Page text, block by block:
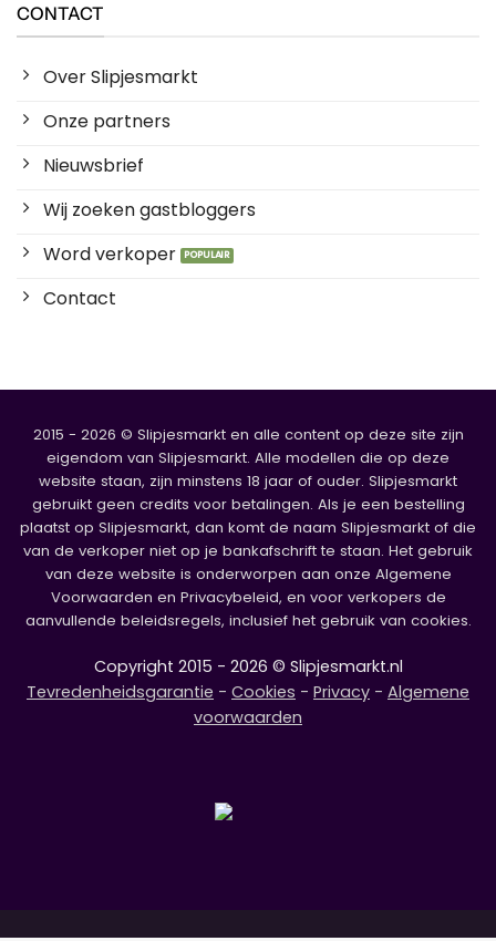
CONTACT
Over Slipjesmarkt
Onze partners
Nieuwsbrief
Wij zoeken gastbloggers
Word verkoper
Contact
2015 - 2026 © Slipjesmarkt en alle content op deze site zijn
eigendom van Slipjesmarkt. Alle modellen die op deze
website staan, zijn minstens 18 jaar of ouder. Slipjesmarkt
gebruikt geen credits voor betalingen. Als je een bestelling
plaatst op Slipjesmarkt, dan komt de naam Slipjesmarkt of die
van de verkoper niet op je bankafschrift te staan. Het gebruik
van deze website is onderworpen aan onze Algemene
Voorwaarden en Privacybeleid, en voor verkopers de
aanvullende beleidsregels, inclusief het gebruik van cookies.
Copyright 2015 - 2026 © Slipjesmarkt.nl
Tevredenheidsgarantie - Cookies - Privacy - Algemene
voorwaarden